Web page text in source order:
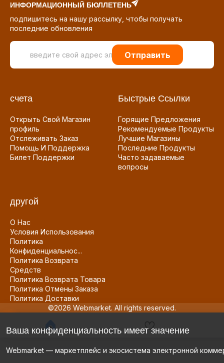
ИНФОРМАЦИОННЫЙ БЮЛЛЕТЕНЬ
подпишитесь на нашу рассылку, чтобы получать
последние обновления
Отправить
счета
Открыть Свой Магазин
профиль
Отслеживать Заказ
Помощь И Поддержка
Билет Поддержки
Быстрые Ссылки
Горящие Предложения
Рекомендуемые Продукты
Лучшие Магазины
Последние Продукты
Часто задаваемые
вопросы
другой
О Нас
Условия Использования
Политика
Конфиденциальнос...
Политика Возврата
Средств
Политика Возврата Товара
Политика Отмены Заказа
Политика Доставки
©2026 Webmarket. All rights reserved.
Ваша конфиденциальность имеет значение
Webmarket — маркетплейс и экосистема электронной